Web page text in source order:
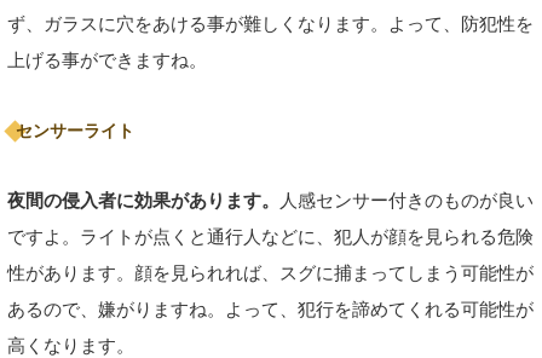
ず、ガラスに穴をあける事が難しくなります。よって、防犯性を
上げる事ができますね。
センサーライト
夜間の侵入者に効果があります。
人感センサー付きのものが良い
ですよ。ライトが点くと通行人などに、犯人が顔を見られる危険
性があります。顔を見られれば、スグに捕まってしまう可能性が
あるので、嫌がりますね。よって、犯行を諦めてくれる可能性が
高くなります。